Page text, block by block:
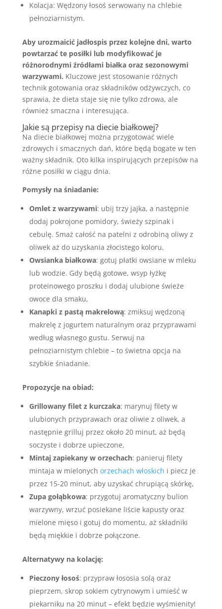
Kolacja: Wędzony łosoś serwowany na chlebie
pełnoziarnistym.
Aby urozmaicić jadłospis przez kolejne dni, warto
powtarzać te posiłki lub modyfikować je
różnorodnymi źródłami białka oraz sezonowymi
warzywami. Kluczowe jest stosowanie różnych
technik gotowania oraz składników odżywczych, co
sprawia, że dieta staje się nie tylko zdrowa, ale
również smaczna i interesująca.
Jakie są przepisy na diecie białkowej?
Na diecie białkowej można przygotować wiele
zdrowych i smacznych dań, które będą bogate w ten
ważny składnik. Oto kilka inspirujących przepisów na
różne posiłki w ciągu dnia.
Pomysły na śniadanie:
Omlet z warzywami: ubij trzy jajka, a następnie
dodaj pokrojone pomidory, świeży szpinak i
cebulę. Smaż całość na patelni z odrobiną oliwy z
oliwek aż do uzyskania złocistego koloru,
Owsianka białkowa: gotuj płatki owsiane w mleku
lub wodzie. Gdy będą gotowe, wsyp łyżkę
proteinowego proszku i dodaj ulubione świeże
owoce dla smaku,
Kanapki z pastą makrelową: zmiksuj wędzoną
makrelę z jogurtem naturalnym oraz przyprawami
według własnego gustu. Serwuj na
pełnoziarnistym chlebie – to świetna opcja na
szybkie śniadanie.
Propozycje na obiad:
Grillowany filet z kurczaka: marynuj filety w
ulubionych przyprawach oraz oliwie z oliwek, a
następnie grilluj przez około 20 minut, aż będą
soczyste i dobrze upieczone,
Mintaj zapiekany w orzechach: panieruj filety
mintaja w mielonych orzechach włoskich i piecz je
przez 15-20 minut, aby uzyskać chrupiącą skórkę,
Zupa gołąbkowa: przygotuj aromatyczny bulion
warzywny, wrzuć posiekane liście kapusty oraz
mielone mięso i gotuj do momentu, aż składniki
będą miękkie i dobrze połączone.
Alternatywy na kolację:
Pieczony łosoś: przypraw łososia solą oraz
pieprzem, skrop sokiem cytrynowym i umieść w
piekarniku na 20 minut – efekt będzie wyśmienity!